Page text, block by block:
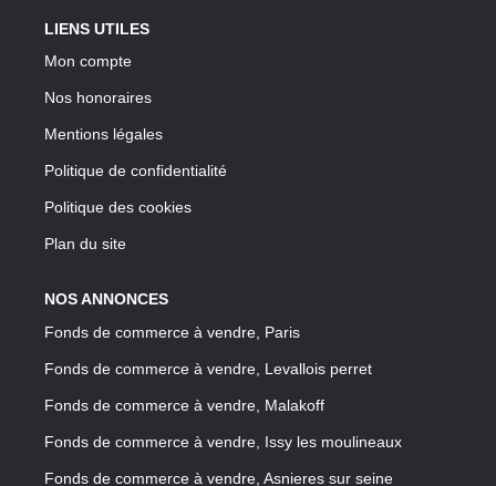
LIENS UTILES
Mon compte
Nos honoraires
Mentions légales
Politique de confidentialité
Politique des cookies
Plan du site
NOS ANNONCES
Fonds de commerce à vendre, Paris
Fonds de commerce à vendre, Levallois perret
Fonds de commerce à vendre, Malakoff
Fonds de commerce à vendre, Issy les moulineaux
Fonds de commerce à vendre, Asnieres sur seine